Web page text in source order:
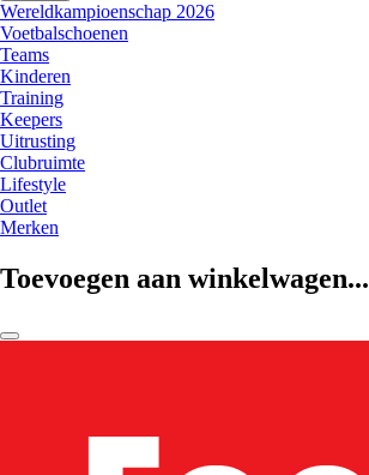
Wereldkampioenschap 2026
Voetbalschoenen
Teams
Kinderen
Training
Keepers
Uitrusting
Clubruimte
Lifestyle
Outlet
Merken
Toevoegen aan winkelwagen...